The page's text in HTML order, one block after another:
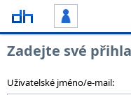
Zadejte své
Uživatelské jméno/e-mail: